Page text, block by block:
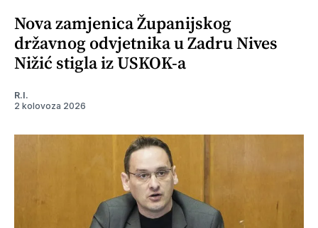
Nova zamjenica Županijskog
državnog odvjetnika u Zadru Nives
Nižić stigla iz USKOK-a
R.I.
2 kolovoza 2026